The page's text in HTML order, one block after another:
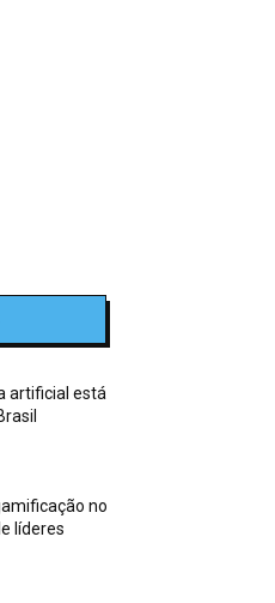
artificial está
no
líderes